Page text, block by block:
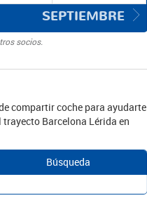
SEPTIEMBRE
socios.
compartir coche para ayudarte
Barcelona Lérida en
Búsqueda